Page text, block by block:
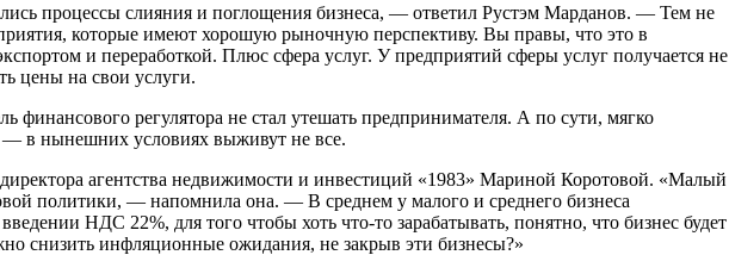
процессы слияния и поглощения бизнеса, — ответил Рустэм Марданов. — Тем не
которые имеют хорошую рыночную перспективу. Вы правы, что это в
и переработкой. Плюс сфера услуг. У предприятий сферы услуг получается не
цены на свои услуги.
финансового регулятора не стал утешать предпринимателя. А по сути, мягко
— в нынешних условиях выживут не все.
агентства недвижимости и инвестиций «1983» Мариной Коротовой. «Малый
политики, — напомнила она. — В среднем у малого и среднего бизнеса
НДС 22%, для того чтобы хоть что-то зарабатывать, понятно, что бизнес будет
снизить инфляционные ожидания, не закрыв эти бизнесы?»